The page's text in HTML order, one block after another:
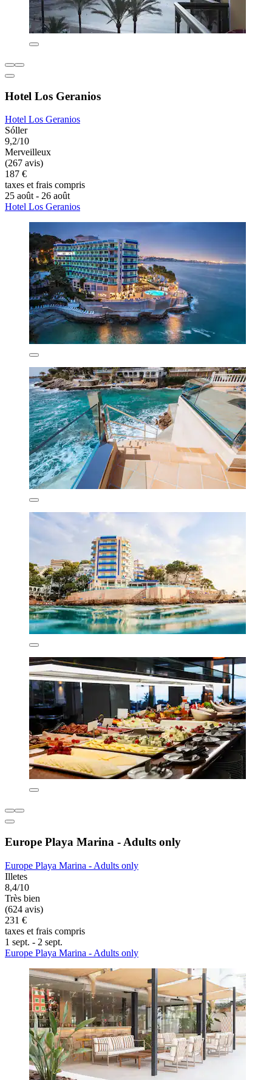
Hotel Los Geranios
Hotel Los Geranios
Sóller
9,2/10
Merveilleux
(267 avis)
187 €
taxes et frais compris
25 août - 26 août
Hotel Los Geranios
Europe Playa Marina - Adults only
Europe Playa Marina - Adults only
Illetes
8,4/10
Très bien
(624 avis)
231 €
taxes et frais compris
1 sept. - 2 sept.
Europe Playa Marina - Adults only